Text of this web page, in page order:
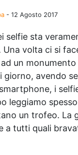
- 12 Agosto 2017
selfie sta
Una volta ci si
un monumento
giorno, avendo
i
leggiamo
un trofeo. La
a tutti quali